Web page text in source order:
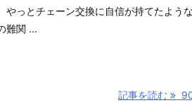
やっとチェーン交換に自信が持てたよう
難関 ...
記事を読む